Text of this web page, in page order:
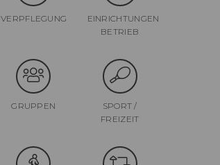
VERPFLEGUNG
EINRICHTUNGEN
BETRIEB
GRUPPEN
SPORT /
FREIZEIT